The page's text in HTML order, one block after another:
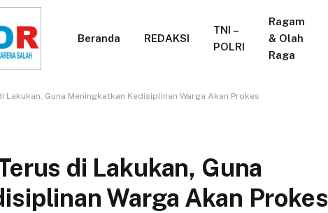
Beranda REDAKSI
TNI –
POLRI
Ragam
& Olah
Raga
Lakukan, Guna Meningkatkan Kedisiplinan Warga Akan Prokes
di Lakukan, Guna
Warga Akan Prokes